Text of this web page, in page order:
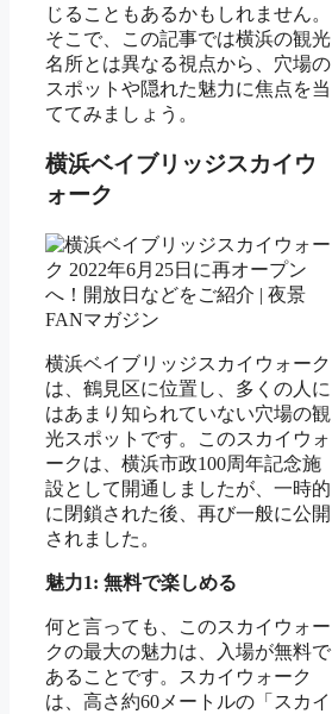
じることもあるかもしれません。
そこで、この記事では横浜の観光
名所とは異なる視点から、穴場の
スポットや隠れた魅力に焦点を当
ててみましょう。
横浜ベイブリッジスカイウ
ォーク
横浜ベイブリッジスカイウォーク
は、鶴見区に位置し、多くの人に
はあまり知られていない穴場の観
光スポットです。このスカイウォ
ークは、横浜市政100周年記念施
設として開通しましたが、一時的
に閉鎖された後、再び一般に公開
されました。
魅力1: 無料で楽しめる
何と言っても、このスカイウォー
クの最大の魅力は、入場が無料で
あることです。スカイウォーク
は、高さ約60メートルの「スカイ